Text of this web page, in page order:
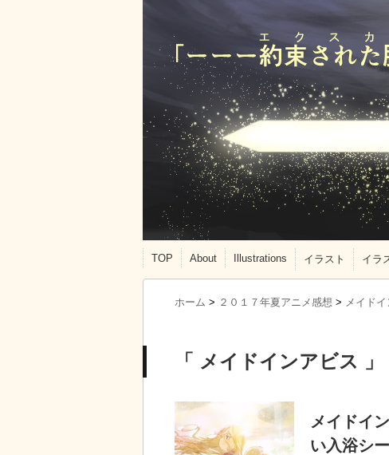
TOP About Illustrations イラスト イラ
ホーム > ２０１７年夏アニメ感想 > メイド
「 メイドインアビス 」
メイドイ
い入浴シ